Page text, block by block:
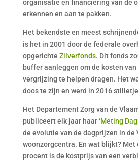
organisatie en financiering van de
erkennen en aan te pakken.
Het bekendste en meest
is het in 2001 door de federale
opgerichte Zilverfonds. Dit fonds
buffer aanleggen om de kosten van
vergrijzing te helpen dragen. Het
doos te zijn en werd in 2016
Het Departement Zorg van de
publiceert elk jaar haar ‘Meting
de evolutie van de dagprijzen in de
woonzorgcentra. En wat blijkt? Met
procent is de kostprijs van een